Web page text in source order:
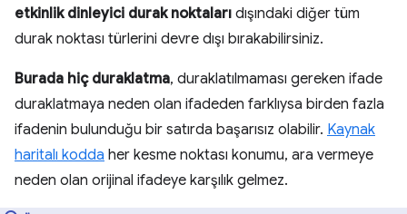
etkinlik dinleyici durak noktaları dışındaki diğer tüm
durak noktası türlerini devre dışı bırakabilirsiniz.
Burada hiç duraklatma, duraklatılmaması gereken ifade
duraklatmaya neden olan ifadeden farklıysa birden fazla
ifadenin bulunduğu bir satırda başarısız olabilir. Kaynak
haritalı kodda her kesme noktası konumu, ara vermeye
neden olan orijinal ifadeye karşılık gelmez.